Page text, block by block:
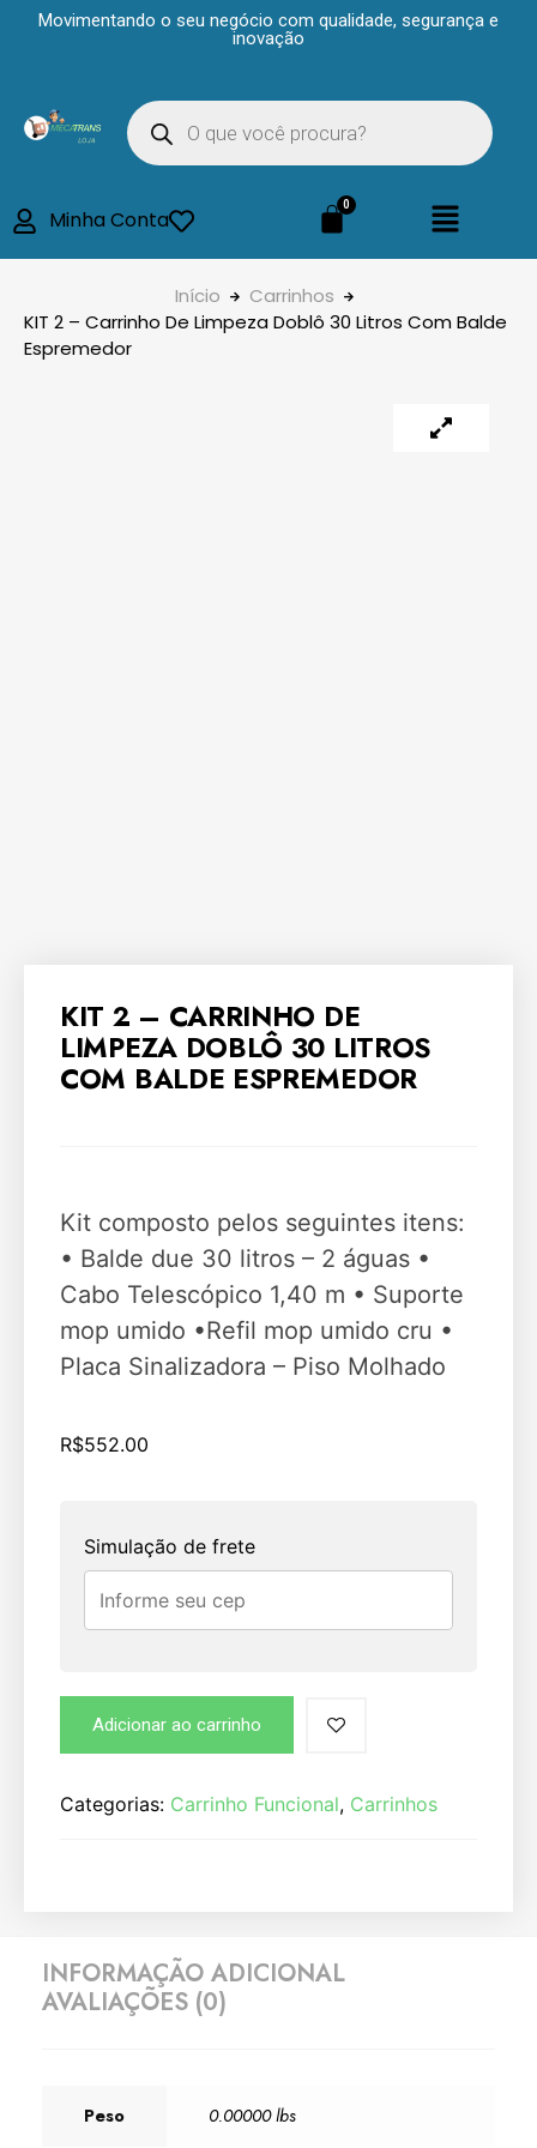
Movimentando o seu negócio com qualidade, segurança e
inovação
Minha Conta
Início
Carrinhos
KIT 2 – Carrinho De Limpeza Doblô 30 Litros Com Balde
Espremedor
KIT 2 – CARRINHO DE
LIMPEZA DOBLÔ 30 LITROS
COM BALDE ESPREMEDOR
Kit composto pelos seguintes itens:
• Balde due 30 litros – 2 águas •
Cabo Telescópico 1,40 m • Suporte
mop umido •Refil mop umido cru •
Placa Sinalizadora – Piso Molhado
R$552.00
Simulação de frete
Adicionar ao carrinho
Categorias: Carrinho Funcional, Carrinhos
INFORMAÇÃO ADICIONAL
AVALIAÇÕES (0)
Peso 0.00000 lbs